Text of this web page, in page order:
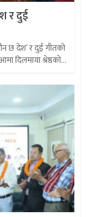
र दुई
छ देश’ र दुई गीतको
दिलमाया श्रेष्ठको...